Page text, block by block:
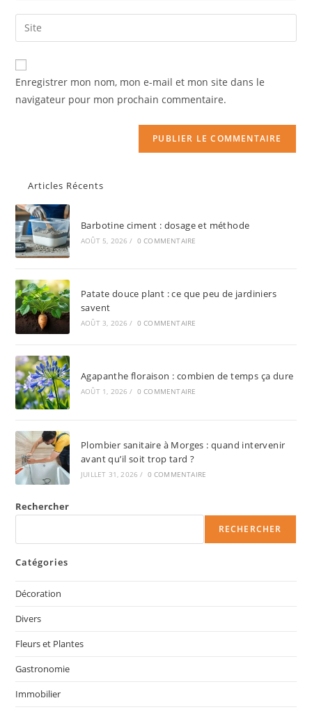
Enregistrer mon nom, mon e-mail et mon site dans le
navigateur pour mon prochain commentaire.
Articles Récents
Barbotine ciment : dosage et méthode
AOÛT 5, 2026 / 0 COMMENTAIRE
Patate douce plant : ce que peu de jardiniers
savent
AOÛT 3, 2026 / 0 COMMENTAIRE
Agapanthe floraison : combien de temps ça dure
AOÛT 1, 2026 / 0 COMMENTAIRE
Plombier sanitaire à Morges : quand intervenir
avant qu’il soit trop tard ?
JUILLET 31, 2026 / 0 COMMENTAIRE
Rechercher
RECHERCHER
Catégories
Décoration
Divers
Fleurs et Plantes
Gastronomie
Immobilier